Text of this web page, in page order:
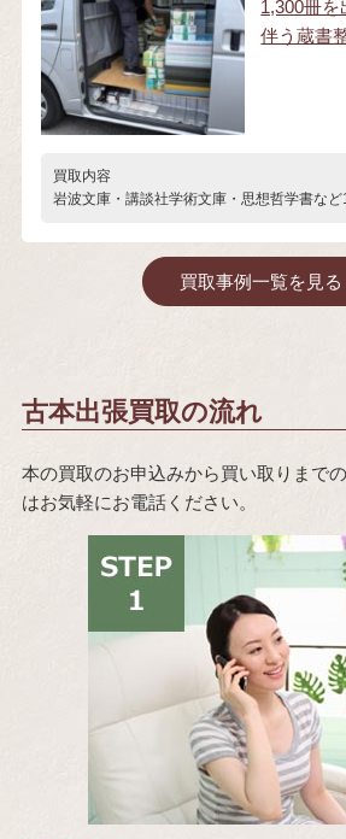
1,300冊
伴う蔵書
買取内容
岩波文庫・講談社学術文庫・思想哲学書な
買取事例一覧を見る
古本出張買取の流れ
本の買取のお申込みから買い取りまで
はお気軽にお電話ください。